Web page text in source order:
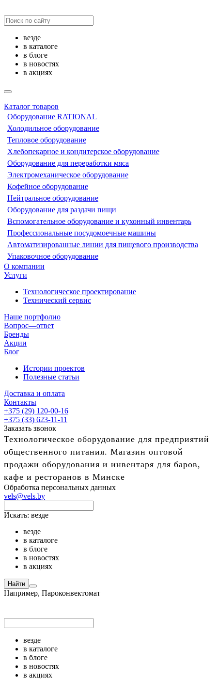
везде
в каталоге
в блоге
в новостях
в акциях
Каталог товаров
Оборудование RATIONAL
Холодильное оборудование
Тепловое оборудование
Хлебопекарное и кондитерское оборудование
Оборудование для переработки мяса
Электромеханическое оборудование
Кофейное оборудование
Нейтральное оборудование
Оборудование для раздачи пищи
Вспомогательное оборудование и кухонный инвентарь
Профессиональные посудомоечные машины
Автоматизированные линии для пищевого производства
Упаковочное оборудование
О компании
Услуги
Технологическое проектирование
Технический сервис
Наше портфолио
Вопрос—ответ
Бренды
Акции
Блог
Истории проектов
Полезные статьи
Доставка и оплата
Контакты
+375 (29) 120-00-16
+375 (33) 623-11-11
Заказать звонок
Технологическое оборудование для предприятий
общественного питания. Магазин оптовой
продажи оборудования и инвентаря для баров,
кафе и ресторанов в Минске
Обработка персональных данных
vels@vels.by
Искать: везде
везде
в каталоге
в блоге
в новостях
в акциях
Найти
Например, Пароконвектомат
везде
в каталоге
в блоге
в новостях
в акциях